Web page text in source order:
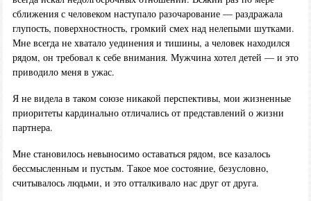
сближения с человеком наступало разочарование — раздражала
глупость, поверхностность, громкий смех над нелепыми шутками.
Мне всегда не хватало уединения и тишины, а человек находился
рядом, он требовал к себе внимания. Мужчина хотел детей — и это
приводило меня в ужас.
Я не видела в таком союзе никакой перспективы, мои жизненные
приоритеты кардинально отличались от представлений о жизни
партнера.
Мне становилось невыносимо оставаться рядом, все казалось
бессмысленным и пустым. Такое мое состояние, безусловно,
считывалось людьми, и это отталкивало нас друг от друга.